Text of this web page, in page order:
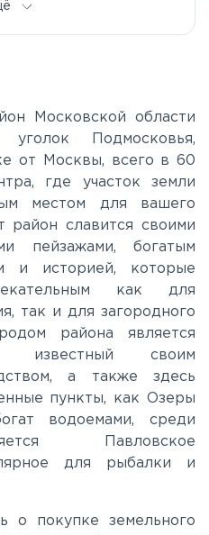
Московской области
Подмосковья,
от Москвы, всего в 60
где участок земли
местом для вашего
район славится своими
пейзажами, богатым
и историей, которые
как для
так и для загородного
района является
известный своим
а также здесь
пункты, как Озеры
водоемами, среди
Павловское
для рыбалки и
о покупке земельного